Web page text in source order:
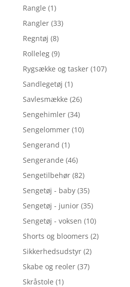
Rangle (1)
Rangler (33)
Regntøj (8)
Rolleleg (9)
Rygsække og tasker (107)
Sandlegetøj (1)
Savlesmække (26)
Sengehimler (34)
Sengelommer (10)
Sengerand (1)
Sengerande (46)
Sengetilbehør (82)
Sengetøj - baby (35)
Sengetøj - junior (35)
Sengetøj - voksen (10)
Shorts og bloomers (2)
Sikkerhedsudstyr (2)
Skabe og reoler (37)
Skråstole (1)